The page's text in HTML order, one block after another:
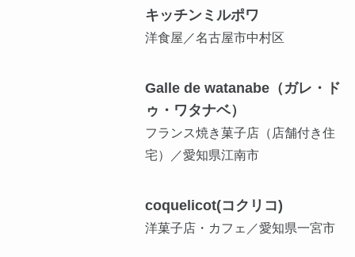
キッチンミルポワ
洋食屋／名古屋市中村区
Galle de watanabe（ガレ・ド
ゥ・ワタナベ）
フランス焼き菓子店（店舗付き住
宅）／愛知県江南市
coquelicot(コクリコ)
洋菓子店・カフェ／愛知県一宮市